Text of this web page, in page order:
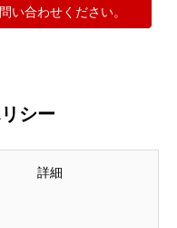
い合わせください。
シー
詳細